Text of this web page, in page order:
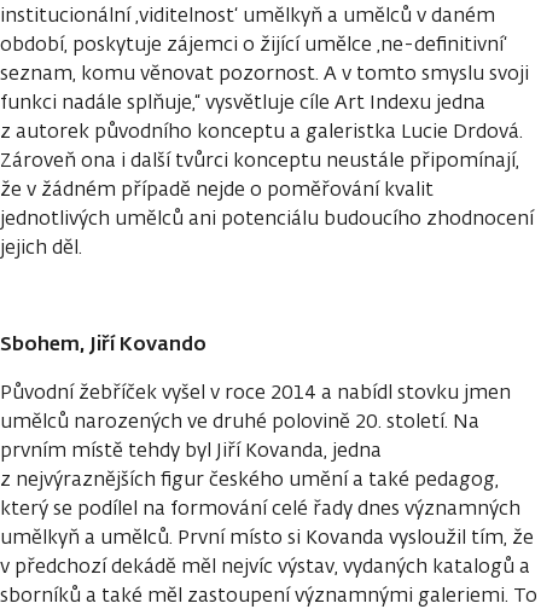
institucionální ‚viditelnost‘ umělkyň a umělců v daném
období, poskytuje zájemci o žijící umělce ‚ne-definitivní‘
seznam, komu věnovat pozornost. A v tomto smyslu svoji
funkci nadále splňuje,“ vysvětluje cíle Art Indexu jedna
z autorek původního konceptu a galeristka Lucie Drdová.
Zároveň ona i další tvůrci konceptu neustále připomínají,
že v žádném případě nejde o poměřování kvalit
jednotlivých umělců ani potenciálu budoucího zhodnocení
jejich děl.
Sbohem, Jiří Kovando
Původní žebříček vyšel v roce 2014 a nabídl stovku jmen
umělců narozených ve druhé polovině 20. století. Na
prvním místě tehdy byl Jiří Kovanda, jedna
z nejvýraznějších figur českého umění a také pedagog,
který se podílel na formování celé řady dnes významných
umělkyň a umělců. První místo si Kovanda vysloužil tím, že
v předchozí dekádě měl nejvíc výstav, vydaných katalogů a
sborníků a také měl zastoupení významnými galeriemi. To